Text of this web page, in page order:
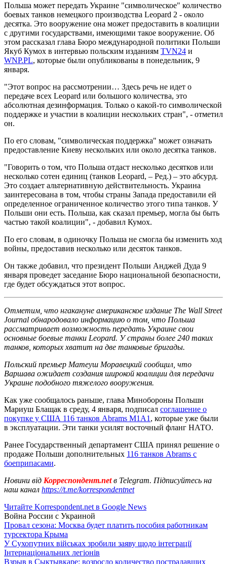
Польша может передать Украине "символическое" количество
боевых танков немецкого производства Leopard 2 - около
десятка. Это вооружение она может предоставить в коалиции
с другими государствами, имеющими такое вооружение. Об
этом рассказал глава Бюро международной политики Польши
Якуб Кумох в интервью польским изданиям TVN24 и
WNP.PL, которые были опубликованы в понедельник, 9
января.
"Этот вопрос на рассмотрении… Здесь речь не идет о
передаче всех Leopard или большого количества, это
абсолютная дезинформация. Только о какой-то символической
поддержке и участии в коалиции нескольких стран", - отметил
он.
По его словам, "символическая поддержка" может означать
предоставление Киеву нескольких или около десятка танков.
"Говорить о том, что Польша отдаст несколько десятков или
несколько сотен единиц (танков Leopard, – Ред.) – это абсурд.
Это создает альтернативную действительность. Украина
заинтересована в том, чтобы страны Запада предоставили ей
определенное ограниченное количество этого типа танков. У
Польши они есть. Польша, как сказал премьер, могла бы быть
частью такой коалиции", - добавил Кумох.
По его словам, в одиночку Польша не смогла бы изменить ход
войны, предоставив несколько или десяток танков.
Он также добавил, что президент Польши Анджей Дуда 9
января проведет заседание Бюро национальной безопасности,
где будет обсуждаться этот вопрос.
Отметим, что нгакануне американское издание The Wall Street
Journal обнародовало информацию о том, что Польша
рассматривает возможность передать Украине свои
основные боевые танки Leopard. У страны более 240 таких
танков, которых хватит на две танковые бригады.
Польский премьер Матеуш Моравецкий сообщил, что
Варшава ожидает создания широкой коалиции для передачи
Украине подобного тяжелого вооружения.
Как уже сообщалось раньше, глава Минобороны Польши
Мариуш Блащак в среду, 4 января, подписал соглашение о
покупке у США 116 танков Abrams M1A1 , которые уже были
в эксплуатации. Эти танки усилят восточный фланг НАТО.
Ранее Государственный департамент США принял решение о
продаже Польши дополнительных 116 танков Abrams с
боеприпасами.
Новини від Корреспондент.netв Telegram. Підписуйтесь на
наш канал https://t.me/korrespondentnet
Читайте Korrespondent.net в Google News
Война России с Украиной
Провал сезона: Москва будет платить пособия работникам
турсектора Крыма
У Сухопутних військах зробили заяву щодо інтеграції
Інтернаціональних легіонів
Взрыв в Сыктывкаре: возросло количество пострадавших